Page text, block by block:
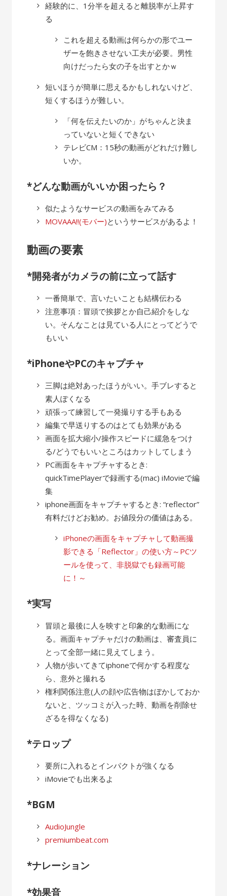
経験的に、1分半を超えると離脱率が上昇す
る
これを超える動画は何らかの形でユー
ザーを飽きさせない工夫が必要。男性
向けだったら女の子を出すとかｗ
短いほうが簡単に思えるかもしれないけど、
短くするほうが難しい。
「何を伝えたいのか」がちゃんと決ま
っていないと短くできない
テレビCM：15秒の動画がどれだけ難し
いか。
*どんな動画がいいか困ったら？
似たようなサービスの動画をみてみる
MOVAAA!!(モバー)というサービスがあるよ！
動画の要素
*開発者がカメラの前に立って話す
一番簡単で、言いたいことも結構伝わる
注意事項：冒頭で挨拶とか自己紹介をしな
い。そんなことは見ている人にとってどうで
もいい
*iPhoneやPCのキャプチャ
三脚は絶対あったほうがいい。手ブレすると
素人ぽくなる
頑張って練習して一発撮りする手もある
編集で早送りするのはとても効果がある
画面を拡大縮小/操作スピードに緩急をつけ
る/どうでもいいところはカットしてしまう
PC画面をキャプチャするとき:
quickTimePlayerで録画する(mac) iMovieで編
集
iphone画面をキャプチャするとき: “reflector”
有料だけどお勧め。お値段分の価値はある。
iPhoneの画面をキャプチャして動画撮
影できる「Reflector」の使い方～PCツ
ールを使って、非脱獄でも録画可能
に！～
*実写
冒頭と最後に人を映すと印象的な動画にな
る。画面キャプチャだけの動画は、審査員に
とって全部一緒に見えてしまう。
人物が歩いてきてiphoneで何かする程度な
ら、意外と撮れる
権利関係注意(人の顔や広告物はぼかしておか
ないと、ツッコミが入った時、動画を削除せ
ざるを得なくなる)
*テロップ
要所に入れるとインパクトが強くなる
iMovieでも出来るよ
*BGM
AudioJungle
premiumbeat.com
*ナレーション
*効果音